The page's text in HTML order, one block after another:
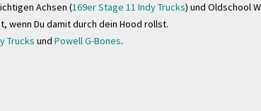
Achsen (169er Stage 11 Indy Trucks) und Oldschool
wenn Du damit durch dein Hood rollst.
Trucks und Powell G-Bones.